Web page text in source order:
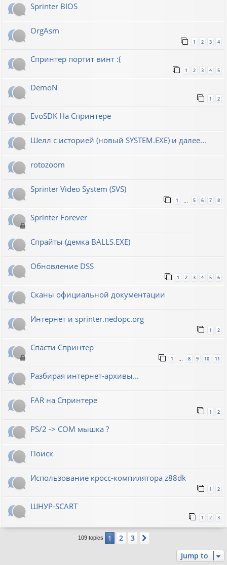
Sprinter BIOS
OrgAsm
1 2 3 4
Спринтер портит винт :(
1 2 3 4 5
DemoN
1 2
EvoSDK На Спринтере
Шелл с историей (новый SYSTEM.EXE) и далее...
rotozoom
Sprinter Video System (SVS)
1 … 5 6 7 8
Sprinter Forever
Спрайты (демка BALLS.EXE)
Обновление DSS
1 2 3 4 5 6
Сканы официальной документации
Интернет и sprinter.nedopc.org
1 2
Спасти Спринтер
1 … 8 9 10 11
Разбирая интернет-архивы...
FAR на Спринтере
1 2
PS/2 -> COM мышка ?
Поиск
Использование кросс-компилятора z88dk
1 2
ШНУР-SCART
1 2 3
109 topics 1 2 3
Jump to